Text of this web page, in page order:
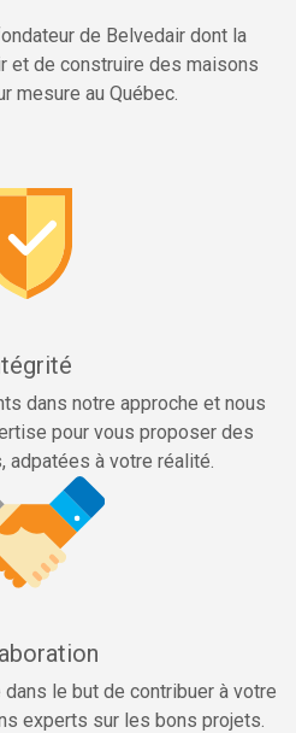
de Belvedair dont la
et de construire des maisons
mesure au Québec.
dans notre approche et nous
pour vous proposer des
adpatées à votre réalité.
le but de contribuer à votre
experts sur les bons projets.